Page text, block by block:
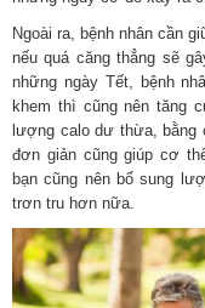
Ngoài ra, bệnh nhân cần
nếu quá căng thẳng sẽ
những ngày Tết, bệnh
khem thì cũng nên tăng
lượng calo dư thừa, bằng
đơn giản cũng giúp cơ
bạn cũng nên bổ sung
trơn tru hơn nữa.